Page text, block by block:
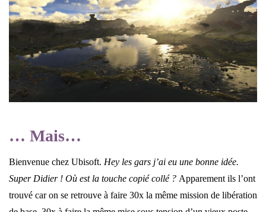
… Mais…
Bienvenue chez Ubisoft. Hey les gars j’ai eu une bonne idée.
Super Didier ! Où est la touche copié collé ? Apparement ils l’ont
trouvé car on se retrouve à faire 30x la même mission de libération